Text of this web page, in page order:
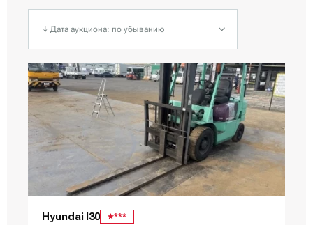
↓ Дата аукциона: по убыванию
Hyundai I30 ***